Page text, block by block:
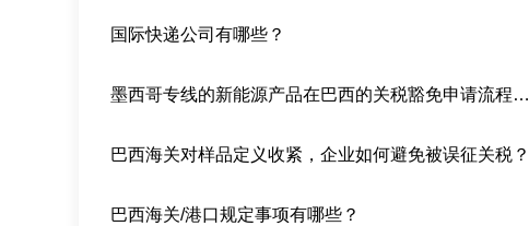
国际快递公司有哪些？
墨西哥专线的新能源产品在巴西的关税豁免申请流程是什么？
巴西海关对样品定义收紧，企业如何避免被误征关税？
巴西海关/港口规定事项有哪些？